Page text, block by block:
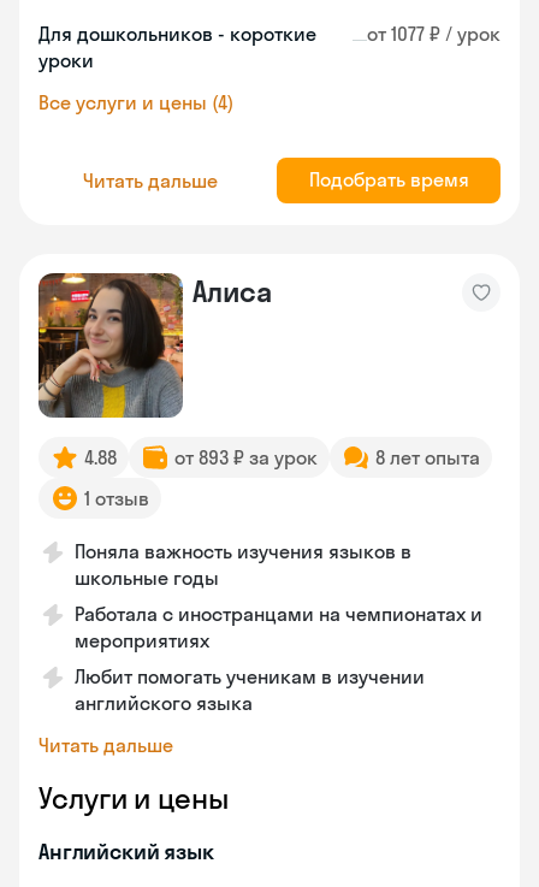
Для дошкольников - короткие
уроки
от 1077 ₽ / урок
Все услуги и цены (4)
Читать дальше Подобрать время
Алиса
4.88 от 893 ₽ за урок
8 лет опыта
1 отзыв
Поняла важность изучения языков в
школьные годы
Работала с иностранцами на чемпионатах и
мероприятиях
Любит помогать ученикам в изучении
английского языка
Читать дальше
Услуги и цены
Английский язык